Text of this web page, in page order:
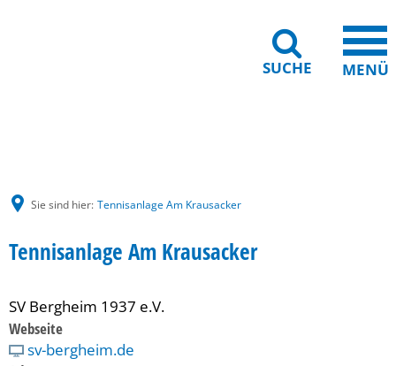
SUCHE MENÜ
Sie sind hier: Tennisanlage Am Krausacker
Tennisanlage Am Krausacker
SV Bergheim 1937 e.V.
Webseite
sv-bergheim.de